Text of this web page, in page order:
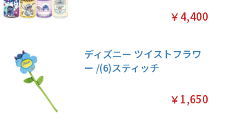
アニメ『僕のヒー
ちみけもますこっ
と /(7)轟焦凍
￥2,200
4【1BOX 20パック
入り】
ちいか
クショ
常版◆【
￥4,400
ディズニー ツイストフラワ
ー /(6)スティッチ
￥1,650